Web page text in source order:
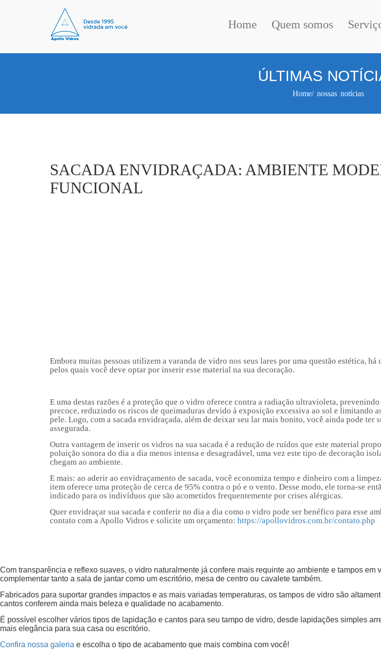
Home Quem somos
ÚLTIMAS
Home/ nossas notícias
SACADA ENVIDRAÇADA: AMBIENTE
FUNCIONAL
Embora muitas pessoas utilizem a varanda de vidro nos seus lares por uma questão estética,
pelos quais você deve optar por inserir esse material na sua decoração.
E uma destas razões é a proteção que o vidro oferece contra a radiação ultravioleta,
precoce, reduzindo os riscos de queimaduras devido à exposição excessiva ao sol e limitando
pele. Logo, com a sacada envidraçada, além de deixar seu lar mais bonito, você ainda pode ter
assegurada.
Outra vantagem de inserir os vidros na sua sacada é a redução de ruídos que este material
poluição sonora do dia a dia menos intensa e desagradável, uma vez este tipo de decoração
chegam ao ambiente.
E mais: ao aderir ao envidraçamento de sacada, você economiza tempo e dinheiro com a
item oferece uma proteção de cerca de 95% contra o pó e o vento. Desse modo, ele torna-se
indicado para os indivíduos que são acometidos frequentemente por crises alérgicas.
Quer envidraçar sua sacada e conferir no dia a dia como o vidro pode ser benéfico para esse
contato com a Apollo Vidros e solicite um orçamento: https://apollovidros.com.br/contato.php
Com transparência e reflexo suaves, o vidro naturalmente já confere mais requinte ao ambiente e tampos
complementar tanto a sala de jantar como um escritório, mesa de centro ou cavalete também.
Fabricados para suportar grandes impactos e as mais variadas temperaturas, os tampos de vidro são
cantos conferem ainda mais beleza e qualidade no acabamento.
É possível escolher vários tipos de lapidação e cantos para seu tampo de vidro, desde lapidações simples
mais elegância para sua casa ou escritório.
Confira nossa galeria e escolha o tipo de acabamento que mais combina com você!